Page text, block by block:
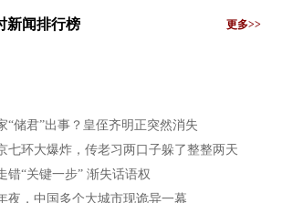
新闻排行榜 更多>>
“储君”出事？皇侄齐明正突然消失
七环大爆炸，传老习两口子躲了整整两天
错“关键一步” 渐失话语权
夜，中国多个大城市现诡异一幕